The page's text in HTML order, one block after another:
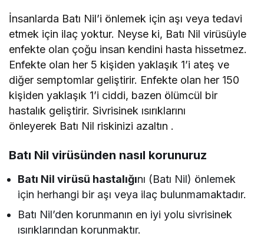
İnsanlarda Batı Nil’i önlemek için aşı veya tedavi
etmek için ilaç yoktur. Neyse ki, Batı Nil virüsüyle
enfekte olan çoğu insan kendini hasta hissetmez.
Enfekte olan her 5 kişiden yaklaşık 1’i ateş ve
diğer semptomlar geliştirir. Enfekte olan her 150
kişiden yaklaşık 1’i ciddi, bazen ölümcül bir
hastalık geliştirir. Sivrisinek ısırıklarını
önleyerek Batı Nil riskinizi azaltın .
Batı Nil virüsünden nasıl korunuruz
Batı Nil virüsü hastalığını (Batı Nil) önlemek
için herhangi bir aşı veya ilaç bulunmamaktadır.
Batı Nil’den korunmanın en iyi yolu sivrisinek
ısırıklarından korunmaktır.